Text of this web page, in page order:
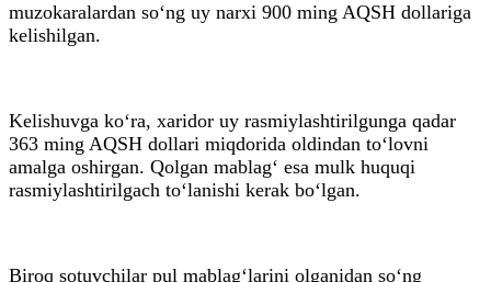
muzokaralardan so‘ng uy narxi 900 ming AQSH dollariga
kelishilgan.
Kelishuvga ko‘ra, xaridor uy rasmiylashtirilgunga qadar
363 ming AQSH dollari miqdorida oldindan to‘lovni
amalga oshirgan. Qolgan mablag‘ esa mulk huquqi
rasmiylashtirilgach to‘lanishi kerak bo‘lgan.
Biroq sotuvchilar pul mablag‘larini olganidan so‘ng